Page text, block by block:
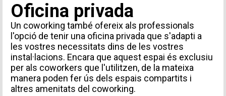
Oficina privada
Un coworking també ofereix als professionals
l'opció de tenir una oficina privada que s'adapti a
les vostres necessitats dins de les vostres
instal·lacions. Encara que aquest espai és exclusiu
per als coworkers que l'utilitzen, de la mateixa
manera poden fer ús dels espais compartits i
altres amenitats del coworking.